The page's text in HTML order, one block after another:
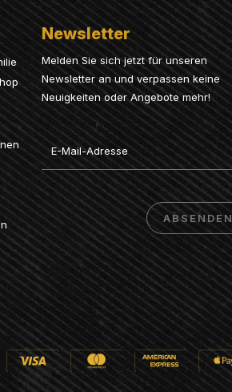
Newsletter
Melden Sie sich jetzt für unseren
Newsletter an und verpassen keine
Neuigkeiten oder Angebote mehr!
Email
ABSENDEN